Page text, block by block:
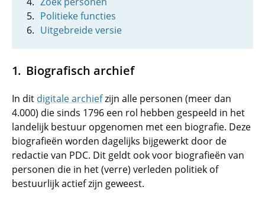
Politieke functies
Uitgebreide versie
Biografisch archief
In dit digitale archiefzijn alle personen (meer dan
4.000) die sinds 1796 een rol hebben gespeeld in het
landelijk bestuur opgenomen met een biografie. Deze
biografieën worden dagelijks bijgewerkt door de
redactie van PDC. Dit geldt ook voor biografieën van
personen die in het (verre) verleden politiek of
bestuurlijk actief zijn geweest.